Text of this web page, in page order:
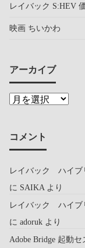
レイバック S:HEV
映画 ちいかわ
アーカイブ
コメント
レイバック ハイブ
に SAIKA より
レイバック ハイブ
に adoruk より
Adobe Bridge 起動